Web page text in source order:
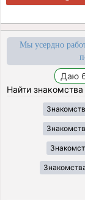
Мы усердно
Найти